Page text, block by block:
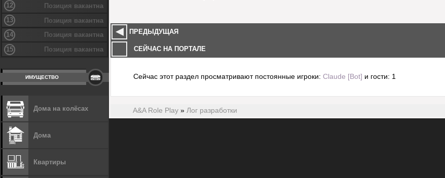
ПРЕДЫДУЩАЯ
СЕЙЧАС НА ПОРТАЛЕ
Сейчас этот раздел просматривают постоянные игроки:Claude [Bot] и гости: 1
A&A Role Play »Лог разработки
12
Позиция вакантна
13
Позиция вакантна
14
Позиция вакантна
15
Позиция вакантна
ИМУЩЕСТВО
Дома на колёсах
Дома
Квартиры